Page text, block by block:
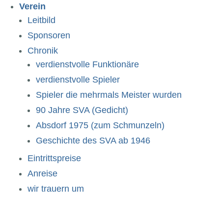
Verein
Leitbild
Sponsoren
Chronik
verdienstvolle Funktionäre
verdienstvolle Spieler
Spieler die mehrmals Meister wurden
90 Jahre SVA (Gedicht)
Absdorf 1975 (zum Schmunzeln)
Geschichte des SVA ab 1946
Eintrittspreise
Anreise
wir trauern um